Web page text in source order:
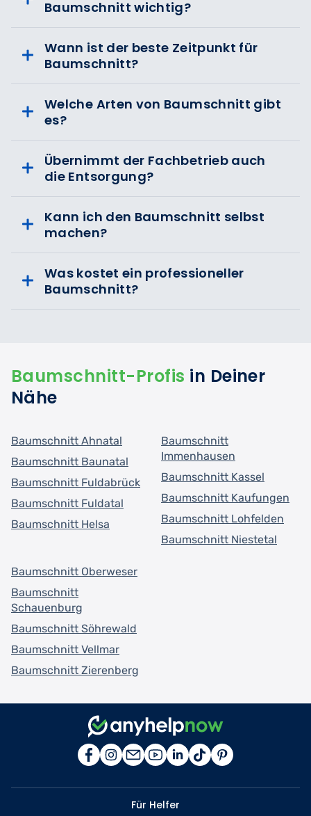
Baumschnitt wichtig?
Wann ist der beste Zeitpunkt für
Baumschnitt?
Welche Arten von Baumschnitt gibt
es?
Übernimmt der Fachbetrieb auch
die Entsorgung?
Kann ich den Baumschnitt selbst
machen?
Was kostet ein professioneller
Baumschnitt?
Baumschnitt-Profis in Deiner
Nähe
Baumschnitt Ahnatal
Baumschnitt Baunatal
Baumschnitt Fuldabrück
Baumschnitt Fuldatal
Baumschnitt Helsa
Baumschnitt
Immenhausen
Baumschnitt Kassel
Baumschnitt Kaufungen
Baumschnitt Lohfelden
Baumschnitt Niestetal
Baumschnitt Oberweser
Baumschnitt
Schauenburg
Baumschnitt Söhrewald
Baumschnitt Vellmar
Baumschnitt Zierenberg
Für Helfer